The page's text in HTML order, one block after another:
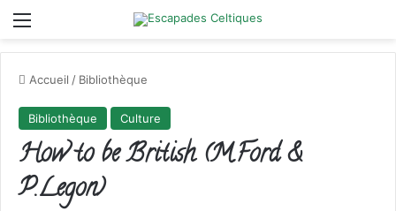
Menu
Accueil / Bibliothèque
Bibliothèque Culture
How to be British (M.Ford &
P.Legon)